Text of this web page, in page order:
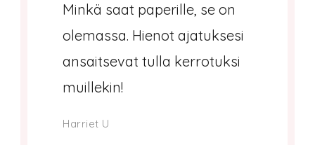
Minkä saat paperille, se on
olemassa. Hienot ajatuksesi
ansaitsevat tulla kerrotuksi
muillekin!
Harriet U